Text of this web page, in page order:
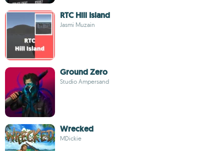
RTC Hill Island
Jasmi Muzain
Ground Zero
Studio Ampersand
Wrecked
MDickie